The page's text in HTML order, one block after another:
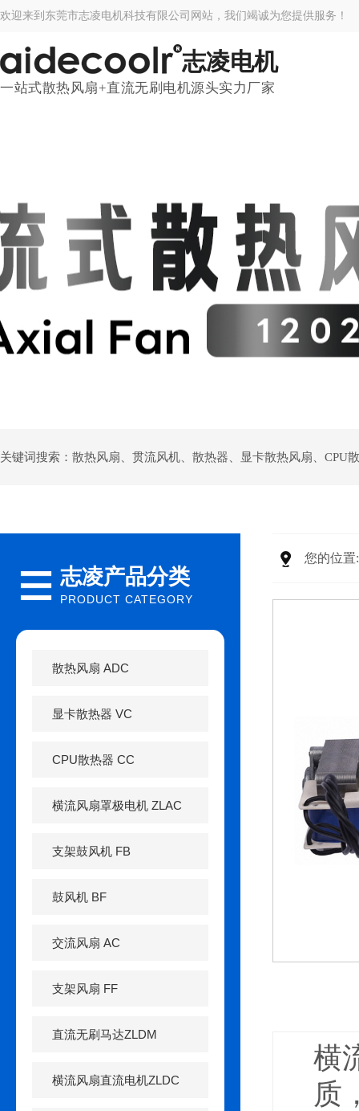
欢迎来到东莞市志凌电机科技有限公司网站，我们竭诚为您提供服务！
志凌电机
一站式散热风扇+直流无刷电机源头实力厂家
关键词搜索： 散热风扇 贯流风机 散热器 显卡散热风扇 CPU
志凌产品分类
PRODUCT CATEGORY
散热风扇 ADC
显卡散热器 VC
CPU散热器 CC
横流风扇罩极电机 ZLAC
支架鼓风机 FB
鼓风机 BF
交流风扇 AC
支架风扇 FF
直流无刷马达ZLDM
横流风扇直流电机ZLDC
您的位
横
质